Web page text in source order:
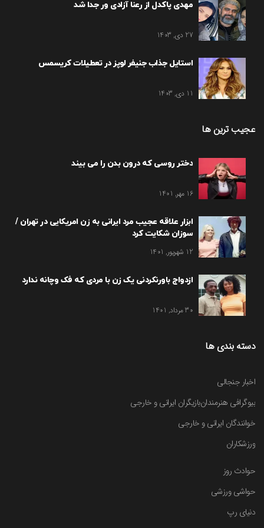
مهدی پاکدل از رعنا آزادی ور جدا شد
27 دی, 1403
استایل جذاب جنیفر لوپز در تعطیلات کریسمس
11 دی, 1403
عجیب ترین ها
دختر روسی که درون بدن را می بیند
16 مهر, 1401
ابزار علاقه عجیب مرد ایرانی به زن امریکایی در تهران /
سوزان شکایت کرد
12 شهریور, 1401
ازدواج باورنکردنی یک زن با مردی که فک وچانه ندارد
30 مرداد, 1401
دسته بندی ها
اخبار جنجالی
بیوگرافی هنرمندانبازیگران ایرانی و خارجی
خوانندگان ایرانی و خارجی
ورزشکاران
حوادث روز
حواشی ورزشی
دنیای رپ